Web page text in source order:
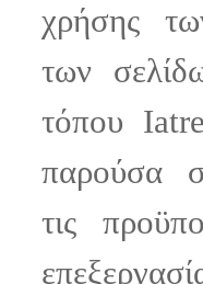
χρήσης
των
τόπου
παρούσα
τις